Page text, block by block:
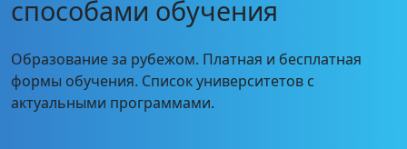
способами обучения
Образование за рубежом. Платная и бесплатная
формы обучения. Список университетов с
актуальными программами.